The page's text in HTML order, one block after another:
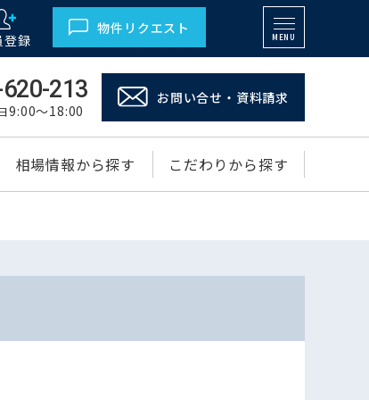
登録
物件リクエスト
MENU
213
9:00～18:00
お問い合せ・資料請求
相場情報から探す こだわりから探す